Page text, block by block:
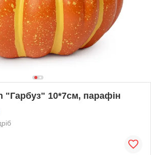
"Гарбуз" 10*7см, парафін